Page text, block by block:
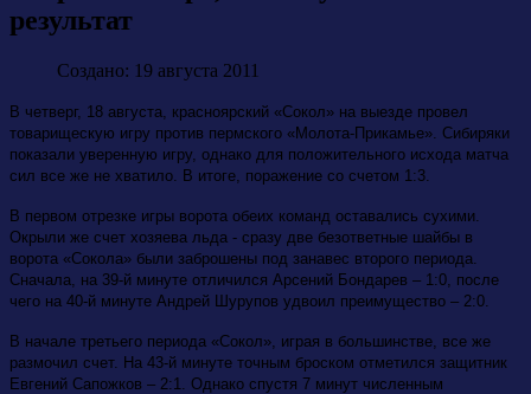
результат
Создано: 19 августа 2011
В четверг, 18 августа, красноярский «Сокол» на выезде провел
товарищескую игру против пермского «Молота-Прикамье». Сибиряки
показали уверенную игру, однако для положительного исхода матча
сил все же не хватило. В итоге, поражение со счетом 1:3.
В первом отрезке игры ворота обеих команд оставались сухими.
Окрыли же счет хозяева льда - сразу две безответные шайбы в
ворота «Сокола» были заброшены под занавес второго периода.
Сначала, на 39-й минуте отличился Арсений Бондарев – 1:0, после
чего на 40-й минуте Андрей Шурупов удвоил преимущество – 2:0.
В начале третьего периода «Сокол», играя в большинстве, все же
размочил счет. На 43-й минуте точным броском отметился защитник
Евгений Сапожков – 2:1. Однако спустя 7 минут численным